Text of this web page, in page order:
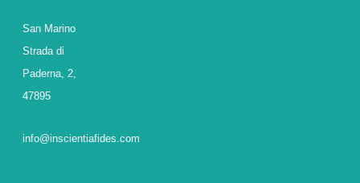
San Marino
Strada di
Paderna, 2,
47895
info@inscientiafides.com